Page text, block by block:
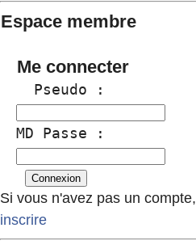
Espace membre
Me connecter
  Pseudo :
MD Passe :
Si vous n'avez pas un compte,
inscrire